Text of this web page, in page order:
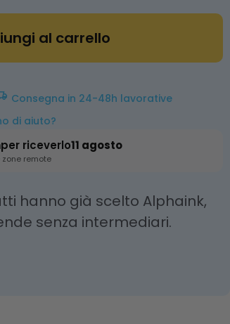
al carrello
Consegna in 24-48h lavorative
di aiuto?
per riceverlo11 agosto
remote
hanno già scelto Alphaink,
senza intermediari.